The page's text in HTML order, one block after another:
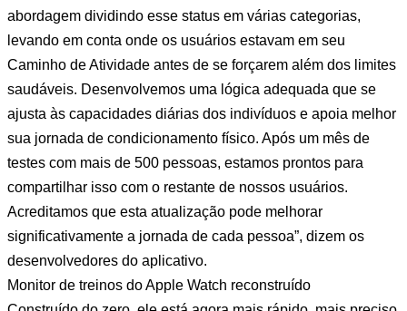
abordagem dividindo esse status em várias categorias,
levando em conta onde os usuários estavam em seu
Caminho de Atividade antes de se forçarem além dos limites
saudáveis. Desenvolvemos uma lógica adequada que se
ajusta às capacidades diárias dos indivíduos e apoia melhor
sua jornada de condicionamento físico. Após um mês de
testes com mais de 500 pessoas, estamos prontos para
compartilhar isso com o restante de nossos usuários.
Acreditamos que esta atualização pode melhorar
significativamente a jornada de cada pessoa”, dizem os
desenvolvedores do aplicativo.
Monitor de treinos do Apple Watch reconstruído